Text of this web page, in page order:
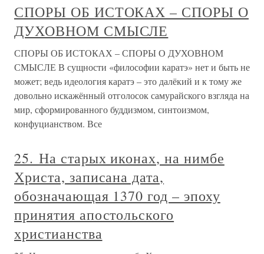
СПОРЫ ОБ ИСТОКАХ – СПОРЫ О
ДУХОВНОМ СМЫСЛЕ
СПОРЫ ОБ ИСТОКАХ – СПОРЫ О ДУХОВНОМ
СМЫСЛЕ В сущности «философии каратэ» нет и быть не
может; ведь идеология каратэ – это далёкий и к тому же
довольно искажённый отголосок самурайского взгляда на
мир, сформированного буддизмом, синтоизмом,
конфуцианством. Все
25. На старых иконах, на нимбе
Христа, записана дата,
обозначающая 1370 год – эпоху
принятия апостольского
христианства